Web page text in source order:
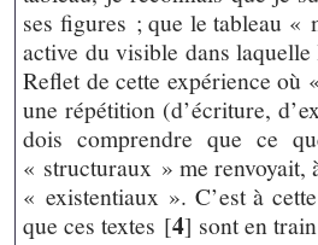
ses figures ; que le tableau «
active du visible dans
Reflet de cette expérience où
une répétition (d’écriture,
dois comprendre que ce
« structuraux » me renvoyait,
« existentiaux ». C’est à
que ces textes [4] sont en